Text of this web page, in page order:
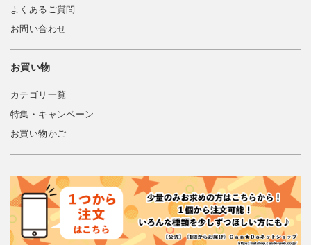
よくあるご質問
お問い合わせ
お買い物
カテゴリ一覧
特集・キャンペーン
お買い物かご